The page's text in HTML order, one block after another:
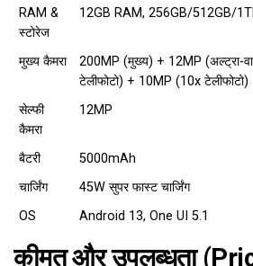
RAM &
स्टोरेज
12GB RAM, 256GB/512GB/
मुख्य कैमरा
200MP (मुख्य) + 12MP (अल्ट्रा-
टेलीफोटो) + 10MP (10x टेलीफोटो)
सेल्फी
कैमरा
12MP
बैटरी
5000mAh
चार्जिंग
45W सुपर फास्ट चार्जिंग
OS
Android 13, One UI 5.1
कीमत और उपलब्धता